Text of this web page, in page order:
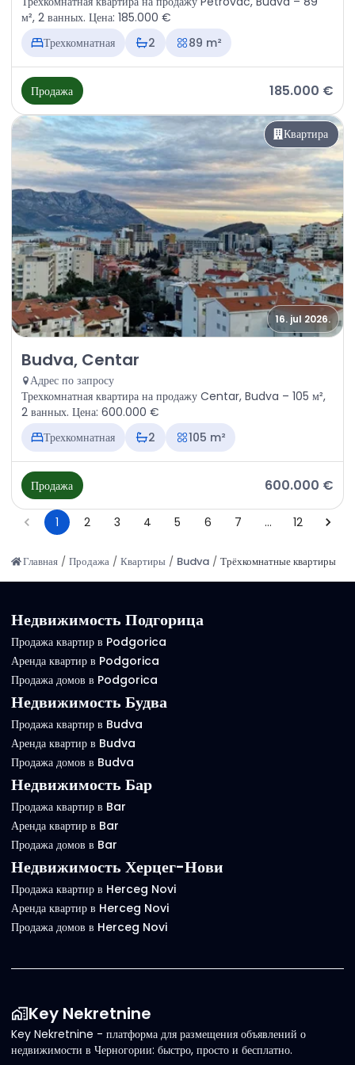
м², 2 ванных. Цена: 185.000 €
Трехкомнатная
2 89 m²
Продажа 185.000 €
Квартира
16. jul 2026.
Продажа - Квартира Budva, Centar
Budva, Centar
Адрес по запросу
Трехкомнатная квартира на продажу Centar, Budva – 105 м²,
2 ванных. Цена: 600.000 €
Трехкомнатная
2 105 m²
Продажа 600.000 €
1 2 3 4 5 6 7 … 12
Главная / Продажа / Квартиры / Budva / Трёхкомнатные квартиры
Недвижимость Подгорица
Продажа квартир в Podgorica
Аренда квартир в Podgorica
Продажа домов в Podgorica
Недвижимость Будва
Продажа квартир в Budva
Аренда квартир в Budva
Продажа домов в Budva
Недвижимость Бар
Продажа квартир в Bar
Аренда квартир в Bar
Продажа домов в Bar
Недвижимость Херцег-Нови
Продажа квартир в Herceg Novi
Аренда квартир в Herceg Novi
Продажа домов в Herceg Novi
Key Nekretnine
Key Nekretnine - платформа для размещения объявлений о
недвижимости в Черногории: быстро, просто и бесплатно.